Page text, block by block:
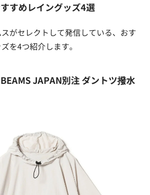
すめレイングッズ4選
がセレクトして発信している、おす
を4つ紹介します。
JAPAN別注 ダントツ撥水